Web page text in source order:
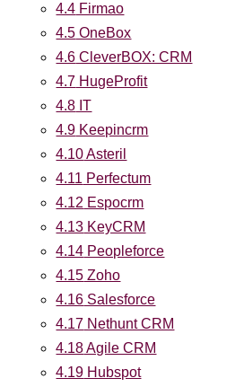
4.4 Firmao
4.5 OneBox
4.6 CleverBOX: CRM
4.7 HugeProfit
4.8 IT
4.9 Keepincrm
4.10Asteril
4.11 Perfectum
4.12 Espocrm
4.13 KeyCRM
4.14 Peopleforce
4.15 Zoho
4.16 Salesforce
4.17 Nethunt CRM
4.18Agile CRM
4.19 Hubspot